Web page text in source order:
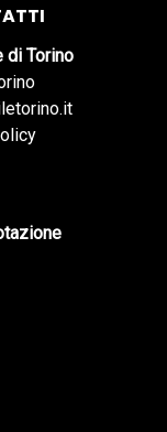
di Torino